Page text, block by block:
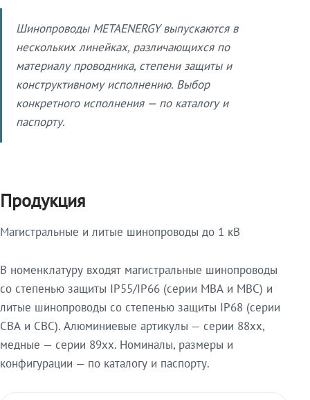
Шинопроводы METAENERGY выпускаются в
нескольких линейках, различающихся по
материалу проводника, степени защиты и
конструктивному исполнению. Выбор
конкретного исполнения — по каталогу и
паспорту.
Продукция
Магистральные и литые шинопроводы до 1 кВ
В номенклатуру входят магистральные шинопроводы
со степенью защиты IP55/IP66 (серии МВА и МВС) и
литые шинопроводы со степенью защиты IP68 (серии
СВА и СВС). Алюминиевые артикулы — серии 88xx,
медные — серии 89xx. Номиналы, размеры и
конфигурации — по каталогу и паспорту.